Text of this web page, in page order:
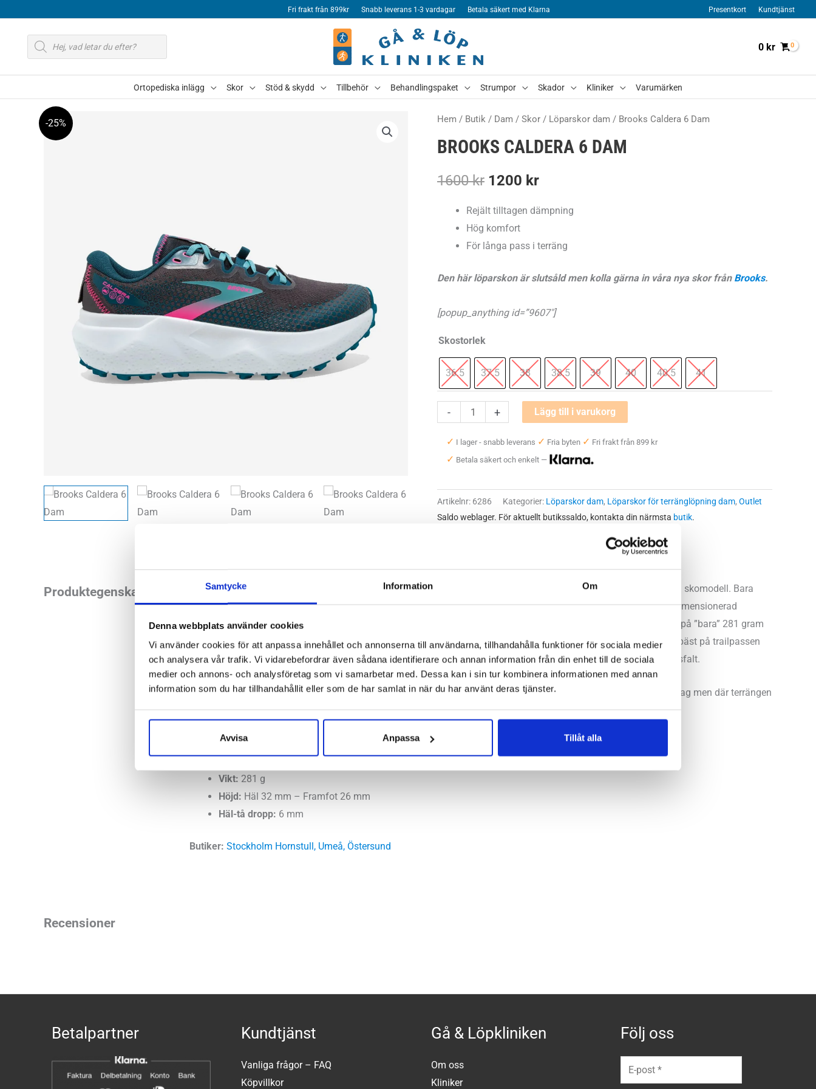
Samtycke Information Om
Denna webbplats använder cookies
Vi använder cookies för att anpassa innehållet och annonserna till användarna, tillhandahålla funktioner för sociala medier
och analysera vår trafik. Vi vidarebefordrar även sådana identifierare och annan information från din enhet till de sociala
medier och annons- och analysföretag som vi samarbetar med. Dessa kan i sin tur kombinera informationen med annan
information som du har tillhandahållit eller som de har samlat in när du har använt deras tjänster.
Avvisa Anpassa Tillåt alla
Fri frakt från 899kr Snabb leverans 1-3 vardagar Betala säkert med Klarna Presentkort Kundtjänst
Produktsökning
0 kr
Ortopediska inlägg Skor Stöd & skydd Tillbehör Behandlingspaket Strumpor Skador Kliniker Varumärken
-25% Hem / Butik / Dam / Skor / Löparskor dam / Brooks Caldera 6 Dam
BROOKS CALDERA 6 DAM
1600kr Det
ursprungliga
priset
1600 kr.
1200 krDet
nuvarande
1200 kr.
Rejält tilltagen dämpning
Hög komfort
För långa pass i terräng
Den här löparskon är slutsåld men kolla gärna in våra nya skor från Brooks.
[popup_anything id=”9607″]
Skostorlek
36.5 37.5 38 38.5 39 40 40.5 41
-
Brooks
Caldera
Dam
+ Lägg till i varukorg
✓ I lager - snabb leverans ✓ Fria byten ✓ Fri frakt från 899 kr
✓ Betala säkert och enkelt —
Artikelnr: 6286 Kategorier: Löparskor dam, Löparskor för terränglöpning dam, Outlet
Saldo weblager. För aktuellt butikssaldo, kontakta din närmsta butik.
Produktegenskaper
Brooks Caldera är ingen ny sko, men den här uppdateringen får nog ändå ses som ett helt nytt steg för Caldera som skomodell. Bara
genom att spana in skons profil så får vi en tydlig föraning om vilken typ av löparsko vi har att göra med: en överdomensionerad
mellansula med massiv stötdämpning. Om du tror att den är tung och klumpig, tänk om. Brooks Caldera 6 väger in på ”bara” 281 gram
trots den mängden stötsämpning som du får under fötterna. Yttersulan har ett lite grövre mönster och gör sig allra bäst på trailpassen
men med tanke på hur mycket dämpning vi har så kan vi garantera att den utan problem löser uppgiften även på asfalt.
Brooks Caldera 6 är skon för dig som vill ha mycket dämpning eller söker en sko för långa pass på varierade underlag men där terrängen
Läst:Normal
Vikt: 281 g
Höjd: Häl 32 mm – Framfot 26 mm
Häl-tå dropp: 6 mm
Butiker: Stockholm Hornstull, Umeå, Östersund
Recensioner
Betalpartner Kundtjänst
Vanliga frågor – FAQ
Köpvillkor
Gå & Löpkliniken
Om oss
Kliniker
Följ oss